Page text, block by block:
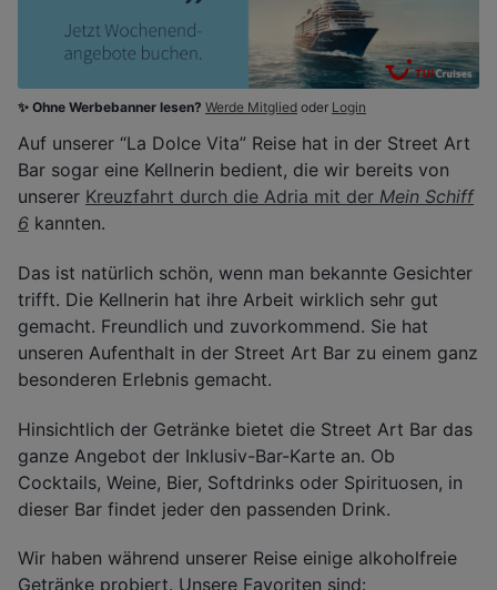
✨ Ohne Werbebanner lesen? Werde Mitglied oder Login
Auf unserer “La Dolce Vita” Reise hat in der Street Art
Bar sogar eine Kellnerin bedient, die wir bereits von
unserer Kreuzfahrt durch die Adria mit der Mein Schiff
6 kannten.
Das ist natürlich schön, wenn man bekannte Gesichter
trifft. Die Kellnerin hat ihre Arbeit wirklich sehr gut
gemacht. Freundlich und zuvorkommend. Sie hat
unseren Aufenthalt in der Street Art Bar zu einem ganz
besonderen Erlebnis gemacht.
Hinsichtlich der Getränke bietet die Street Art Bar das
ganze Angebot der Inklusiv-Bar-Karte an. Ob
Cocktails, Weine, Bier, Softdrinks oder Spirituosen, in
dieser Bar findet jeder den passenden Drink.
Wir haben während unserer Reise einige alkoholfreie
Getränke probiert. Unsere Favoriten sind: